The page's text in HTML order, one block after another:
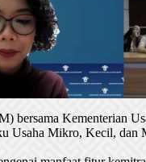
bersama Kementerian
Mikro, Kecil,